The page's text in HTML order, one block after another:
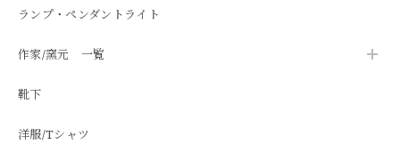
ランプ・ペンダントライト
作家/窯元 一覧
靴下
洋服/Tシャツ